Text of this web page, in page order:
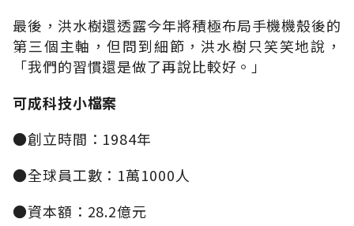
最後，洪水樹還透露今年將積極布局手機機殼後的
第三個主軸，但問到細節，洪水樹只笑笑地說，
「我們的習慣還是做了再說比較好。」
可成科技小檔案
●創立時間：1984年
●全球員工數：1萬1000人
●資本額：28.2億元